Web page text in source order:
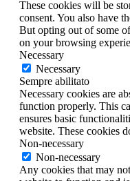
These cookies will be
consent. You also have
But opting out of some
on your browsing
Necessary
Necessary
Sempre abilitato
Necessary cookies are
function properly. This
ensures basic
website. These cookies
Non-necessary
Non-necessary
Any cookies that may